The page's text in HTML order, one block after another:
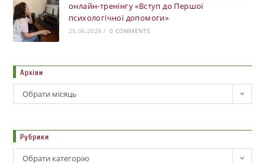
онлайн-тренінгу «Вступ до Першої
психологічної допомоги»
25.06.2026 / 0 COMMENTS
Архіви
Обрати місяць
Рубрики
Обрати категорію